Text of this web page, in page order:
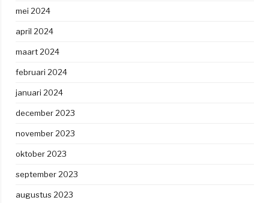
mei 2024
april 2024
maart 2024
februari 2024
januari 2024
december 2023
november 2023
oktober 2023
september 2023
augustus 2023